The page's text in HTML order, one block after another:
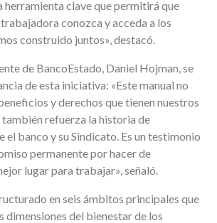
herramienta clave que permitirá que
conozca y acceda a los
construido juntos», destacó.
de BancoEstado, Daniel Hojman, se
de esta iniciativa: «Este manual no
y derechos que tienen nuestros
refuerza la historia de
banco y su Sindicato. Es un testimonio
permanente por hacer de
lugar para trabajar», señaló.
en seis ámbitos principales que
dimensiones del bienestar de los